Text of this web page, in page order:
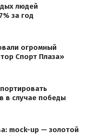
людей
за год
огромный
Спорт Плаза»
в случае победы
mock-up — золотой